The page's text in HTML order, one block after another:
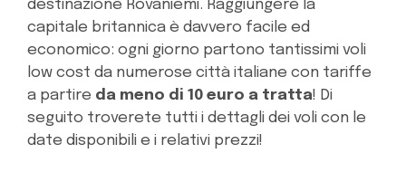
destinazione Rovaniemi. Raggiungere la
capitale britannica è davvero facile ed
economico: ogni giorno partono tantissimi voli
low cost da numerose città italiane con tariffe
a partire da meno di 10 euro a tratta! Di
seguito troverete tutti i dettagli dei voli con le
date disponibili e i relativi prezzi!